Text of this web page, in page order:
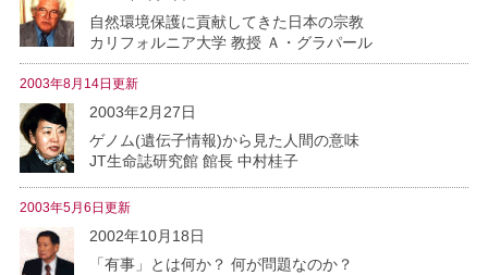
自然環境保護に貢献してきた日本の宗教
カリフォルニア大学 教授 Ａ・グラパール
2003年8月14日更新
2003年2月27日
ゲノム(遺伝子情報)から見た人間の意味
JT生命誌研究館 館長 中村桂子
2003年5月6日更新
2002年10月18日
「有事」とは何か？ 何が問題なのか？